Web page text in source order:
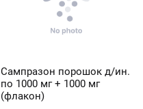
Сампразон порошок д/ин.
по 1000 мг + 1000 мг
(флакон)